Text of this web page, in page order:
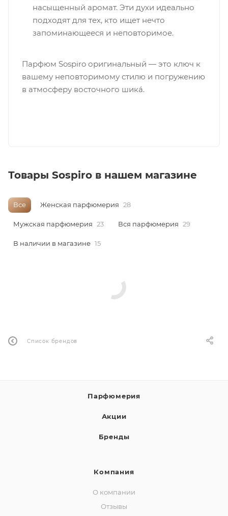
насыщенный аромат. Эти духи идеально
подходят для тех, кто ищет нечто
запоминающееся и неповторимое.
Парфюм Sospiro оригинальный — это ключ к
вашему неповторимому стилю и погружению
в атмосферу восточного шикá.
Товары Sospiro в нашем магазине
Все Женская парфюмерия 28
Мужская парфюмерия 23 Вся парфюмерия 29
В наличии в магазине 15
Список брендов
Парфюмерия
Акции
Бренды
Компания
О компании
Отзывы